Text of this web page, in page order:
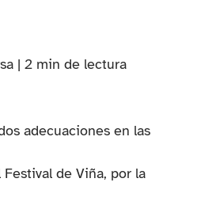
| 2 min de lectura
adecuaciones en las
de Viña, por la